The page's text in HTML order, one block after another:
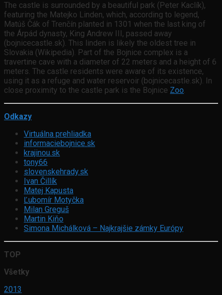
The castle is surrounded by a beautiful park (Peter Kaclík),
featuring the Matejko Linden, which, according to legend,
Matúš Čák of Trenčín planted in 1301 when the last king of
the Árpád dynasty, King Andrew III, passed away
(bojnicecastle.sk). This linden is likely the oldest tree in
Slovakia (Wikipedia). Part of the Bojnice complex is a
travertine cave with a diameter of 22 meters and a height of 6
meters. The castle residents were aware of its existence,
using it as a refuge and water reservoir (bojnicecastle.sk). In
close proximity to the castle park is the Bojnice Zoo.
Odkazy
Virtuálna prehliadka
informaciebojnice.sk
krajinou.sk
tony66
slovenskehrady.sk
Ivan Čillík
Matej Kapusta
Ľubomír Motyčka
Milan Greguš
Martin Kiňo
Simona Michálková – Najkrajšie zámky Európy
TOP
Všetky
2013